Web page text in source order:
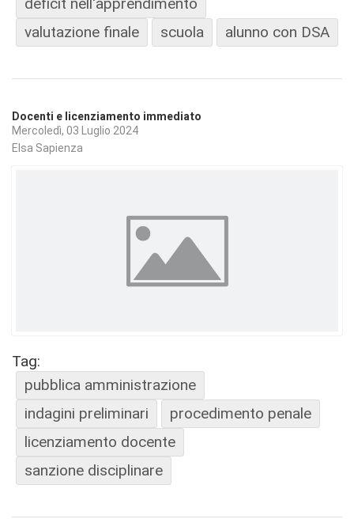
valutazione finale
scuola alunno con DSA
Docenti e licenziamento immediato
Mercoledì, 03 Luglio 2024
Elsa Sapienza
Tag:
pubblica amministrazione
indagini preliminari
procedimento penale
licenziamento docente
sanzione disciplinare